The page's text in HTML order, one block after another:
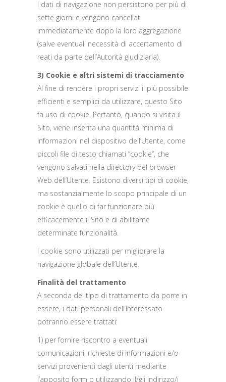
I dati di navigazione non persistono per più di
sette giorni e vengono cancellati
immediatamente dopo la loro aggregazione
(salve eventuali necessità di accertamento di
reati da parte dell’Autorità giudiziaria).
3) Cookie e altri sistemi di tracciamento
Al fine di rendere i propri servizi il più possibile
efficienti e semplici da utilizzare, questo Sito
fa uso di cookie. Pertanto, quando si visita il
Sito, viene inserita una quantità minima di
informazioni nel dispositivo dell’Utente, come
piccoli file di testo chiamati “cookie”, che
vengono salvati nella directory del browser
Web dell’Utente. Esistono diversi tipi di cookie,
ma sostanzialmente lo scopo principale di un
cookie è quello di far funzionare più
efficacemente il Sito e di abilitarne
determinate funzionalità.
I cookie sono utilizzati per migliorare la
navigazione globale dell’Utente.
Finalità del trattamento
A seconda del tipo di trattamento da porre in
essere, i dati personali dell’Interessato
potranno essere trattati:
1) per fornire riscontro a eventuali
comunicazioni, richieste di informazioni e/o
servizi provenienti dagli utenti mediante
l’apposito form o utilizzando il/gli indirizzo/i